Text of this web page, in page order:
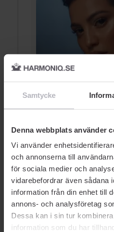
Samtycke
Denna webbplats använder
Vi använder
och annonserna till
för sociala medier och
vidarebefordrar även sådana
information från din enhet till
annons- och analysföretag
Dessa kan i sin tur
information som du har
Contour &
HIGHLIGHTER
AUKTORISERAD